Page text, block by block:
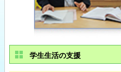
学生生活の支援